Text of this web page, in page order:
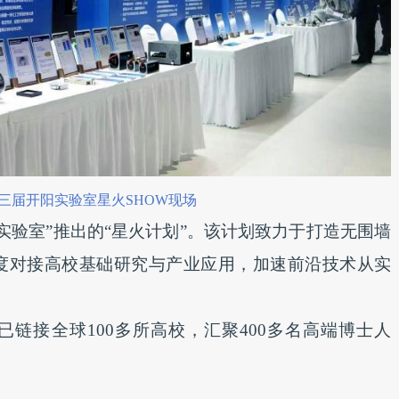
届开阳实验室星火SHOW现场
验室”推出的“星火计划”。该计划致力于打造无围墙
接高校基础研究与产业应用，加速前沿技术从实
链接全球100多所高校，汇聚400多名高端博士人